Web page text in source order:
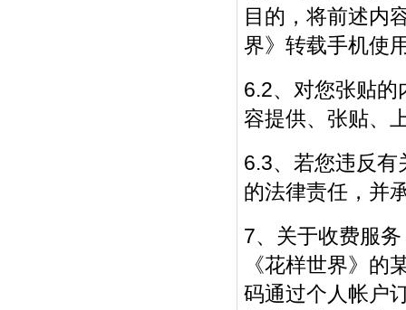
目的，将前述内
界》转载手机使
6.2、对您张贴
容提供、张贴、
6.3、若您违反
的法律责任，并
7、关于收费服务
《花样世界》的
码通过个人帐户